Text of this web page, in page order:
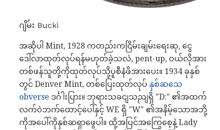
ဂျိမ်း Bucki
အဆိုပါ Mint, 1928 ကတည်းကငြိမ်းချမ်းရေးဆု, ငွေ
ဒေါ်လာထုတ်လုပ်ရန်မဟုတ်ခဲ့သလဲ, pent-up, ဝယ်လိုအား
တစ်ဖန်သူတို့ကိုထုတ်လုပ်သို့ပူစီနံဖိအားပေး။ 1934 ခုနှစ်
တွင် Denver Mint, တစ်ပြေးထုတ်လုပ် နှစ်ဆသေ
obverse ဒင်္ဂါးပြား။ ဘုရားသခငျသညျရှိ "D:" ၏အထက်
လက်ဝဲဘက်ထောင့်ပေါ်နှင့် WE ရှိ "W" ၏အနိမ့်သောအဘို့
ကိုအပေါ်ကိုနှစ်ဆရှာဖွေပါ။ ထို့အပြင်အကြွေစေ့နဲ့ Lady